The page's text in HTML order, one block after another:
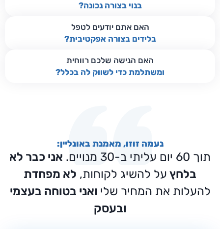
בנוי בצורה נכונה?
האם אתם יודעים לטפל
בלידים בצורה אפקטיבית?
האם הנישה שלכם רווחית
ומשתלמת כדי לשווק לה בכלל?
נעמה זוזו, מאמנת באונליין:
תוך 60 יום עליתי ב-30 מנויים.
אני כבר לא
בלחץ על להשיג לקוחות, לא מפחדת
להעלות את המחיר שלי ואני בטוחה בעצמי
ובעסק